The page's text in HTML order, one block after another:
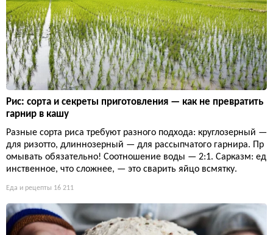
Рис: сорта и секреты приготовления — как не превратить
гарнир в кашу
Разные сорта риса требуют разного подхода: круглозерный —
для ризотто, длиннозерный — для рассыпчатого гарнира. Пр
омывать обязательно! Соотношение воды — 2:1. Сарказм: ед
инственное, что сложнее, — это сварить яйцо всмятку.
Еда и рецепты 16 211